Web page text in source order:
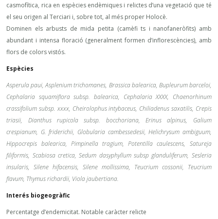
casmofítica, rica en espècies endèmiques i relictes d’una vegetació que té
el seu origen al Terciari i, sobre tot, al més proper Holocè.
Dominen els arbusts de mida petita (camèfi ts i nanofaneròfits) amb
abundant i intensa floració (generalment formen d’inflorescències), amb
flors de colors vistós.
Espècies
Asperula paui, Asplenium trichomanes, Brassica balearica, Bupleurum barceloi,
Cephalaria squamiflora subsp. balearica, Cephalaria XXXX, Chaenorhinum
crassifolium subsp. xxxx, Cheirolophus intybaceus, Chiliadenus saxatilis, Crepis
triasii, Dianthus rupicola subsp. bocchoriana, Erinus alpinus, Galium
crespianum, G. friderichii, Globularia cambessedesii,Helichrysum ambiguum,
Hippocrepis balearica, Pimpinella tragium, Potentilla caulescens, Satureja
filiformis, Scabiosa cretica, Sedum dasyphyllum subsp glanduliferum, Sesleria
insularis, Silene hifacensis, Silene mollissima, Teucrium cossonii, Teucrium
flavum, Thymus richardii, Viola jaubertiana.
Interés biogeogràfic
Percentatge d’endemicitat. Notable caràcter relicte